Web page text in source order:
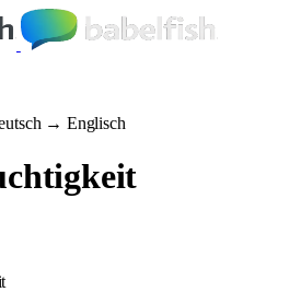
→ Englisch